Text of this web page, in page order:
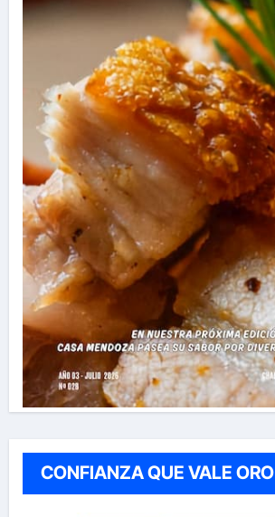
CONFIANZA QUE VALE ORO